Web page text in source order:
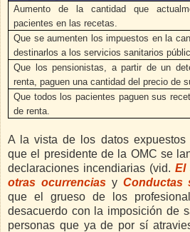
Aumento de la cantidad que
pacientes en las recetas.
Que se aumenten los impuestos en la
destinarlos a los servicios sanitarios
Que los pensionistas, a partir de un
renta, paguen una cantidad del precio de
Que todos los pacientes paguen sus
de renta.
A la vista de los datos expuestos
que el presidente de la OMC se
declaraciones incendiarias (vid. El
otras ocurrenciasy Conductas
que el grueso de los
desacuerdo con la imposición de
personas que ya de por sí